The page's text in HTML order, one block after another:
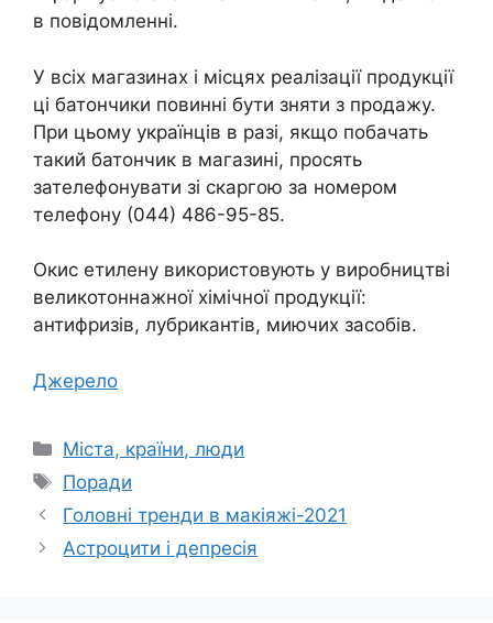
в повідомленні.
У всіх магазинах і місцях реалізації продукції
ці батончики повинні бути зняти з продажу.
При цьому українців в разі, якщо побачать
такий батончик в магазині, просять
зателефонувати зі скаргою за номером
телефону (044) 486-95-85.
Окис етилену використовують у виробництві
великотоннажної хімічної продукції:
антифризів, лубрикантів, миючих засобів.
Джерело
Категорії
Міста, країни, люди
Позначки
Поради
Головні тренди в макіяжі-2021
Астроцити і депресія